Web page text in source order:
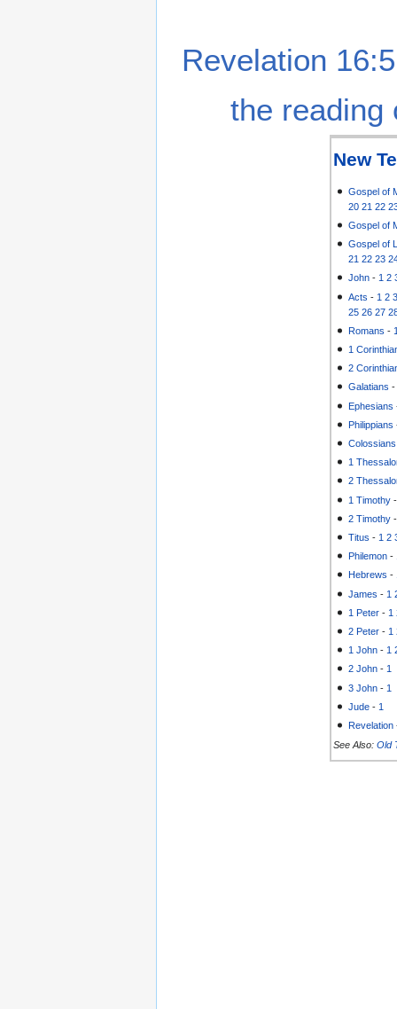
Revelation
the reading
New
Gospel of
20 21 22
Gospel of
Gospel of
21 22 23
John - 1 2
Acts - 1 2
25 26 27
Romans -
1
2
Galatians
Ephesians
Philippians
Colossians
1
2
1 Timothy
2 Timothy
Titus - 1 2
Philemon -
Hebrews -
James - 1
1 Peter - 1
2 Peter - 1
1 John - 1
2 John -1
3 John - 1
Jude - 1
Revelation
See Also: Old